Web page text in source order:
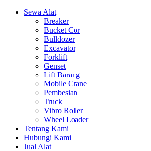
Sewa Alat
Breaker
Bucket Cor
Bulldozer
Excavator
Forklift
Genset
Lift Barang
Mobile Crane
Pembesian
Truck
Vibro Roller
Wheel Loader
Tentang Kami
Hubungi Kami
Jual Alat